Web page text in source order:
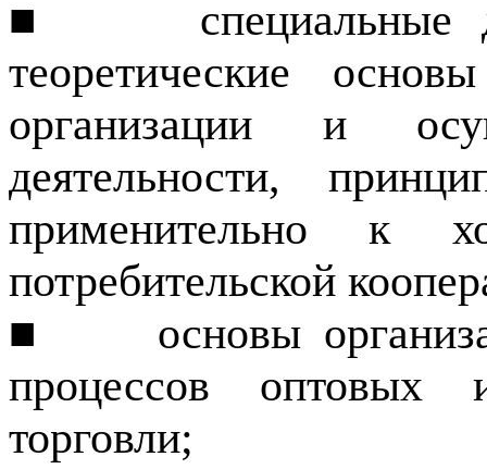
■
теоретические
организации и
деятельно­сти,
применительно к
потребительской
■
основы
процессов оптовых
торговли;